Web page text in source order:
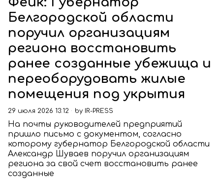
Белгородской области
поручил организациям
региона восстановить
ранее созданные убежища и
переоборудовать жилые
помещения под укрытия
29 июля 2026 13:12 by IR-PRESS
На почты руководителей предприятий
пришло письмо с документом, согласно
которому губернатор Белгородской области
Александр Шуваев поручил организациям
региона за свой счет восстановить ранее
созданные